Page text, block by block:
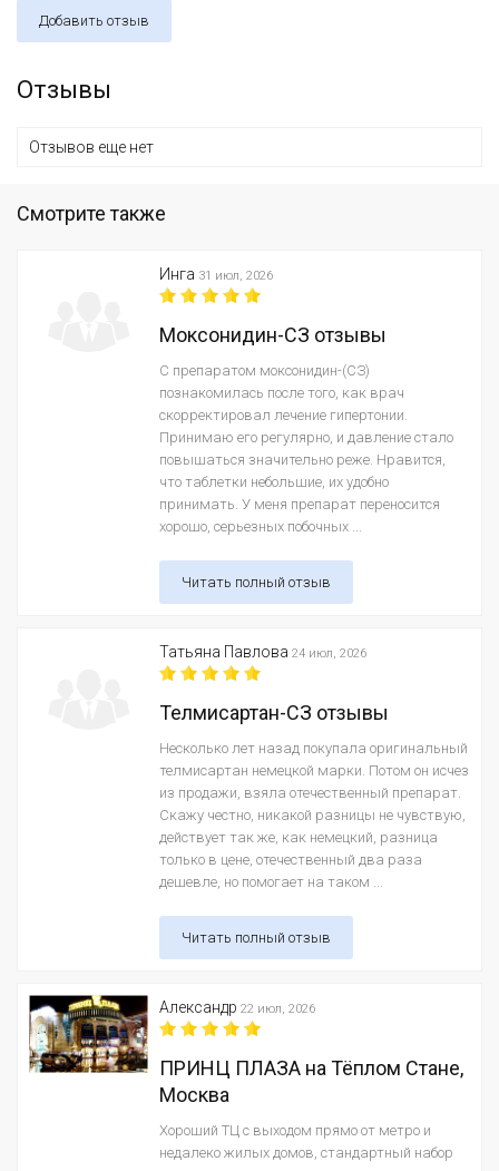
Добавить отзыв
Отзывы
Отзывов еще нет
Смотрите также
Инга 31 июл, 2026
Моксонидин-СЗ отзывы
С препаратом моксонидин-(СЗ)
познакомилась после того, как врач
скорректировал лечение гипертонии.
Принимаю его регулярно, и давление стало
повышаться значительно реже. Нравится,
что таблетки небольшие, их удобно
принимать. У меня препарат переносится
хорошо, серьезных побочных ...
Читать полный отзыв
Татьяна Павлова 24 июл, 2026
Телмисартан-СЗ отзывы
Несколько лет назад покупала оригинальный
телмисартан немецкой марки. Потом он исчез
из продажи, взяла отечественный препарат.
Скажу честно, никакой разницы не чувствую,
действует так же, как немецкий, разница
только в цене, отечественный два раза
дешевле, но помогает на таком ...
Читать полный отзыв
Александр 22 июл, 2026
ПРИНЦ ПЛАЗА на Тёплом Стане,
Москва
Хороший ТЦ с выходом прямо от метро и
недалеко жилых домов, стандартный набор